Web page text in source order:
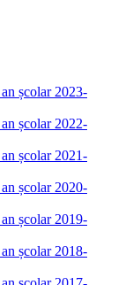
școlar 2023-
școlar 2022-
școlar 2021-
școlar 2020-
școlar 2019-
școlar 2018-